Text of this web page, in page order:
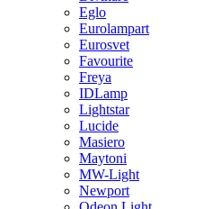
Eglo
Eurolampart
Eurosvet
Favourite
Freya
IDLamp
Lightstar
Lucide
Masiero
Maytoni
MW-Light
Newport